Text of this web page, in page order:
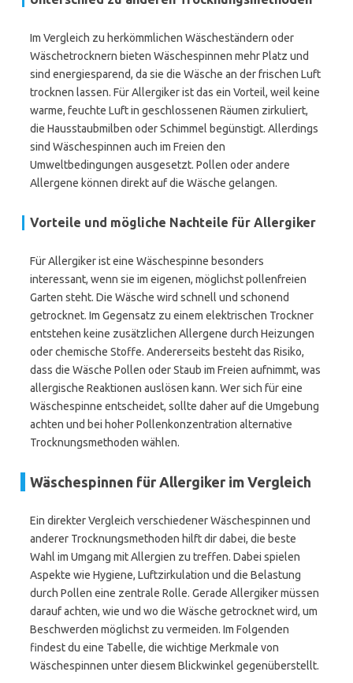
Im Vergleich zu herkömmlichen Wäscheständern oder
Wäschetrocknern bieten Wäschespinnen mehr Platz und
sind energiesparend, da sie die Wäsche an der frischen Luft
trocknen lassen. Für Allergiker ist das ein Vorteil, weil keine
warme, feuchte Luft in geschlossenen Räumen zirkuliert,
die Hausstaubmilben oder Schimmel begünstigt. Allerdings
sind Wäschespinnen auch im Freien den
Umweltbedingungen ausgesetzt. Pollen oder andere
Allergene können direkt auf die Wäsche gelangen.
Vorteile und mögliche Nachteile für Allergiker
Für Allergiker ist eine Wäschespinne besonders
interessant, wenn sie im eigenen, möglichst pollenfreien
Garten steht. Die Wäsche wird schnell und schonend
getrocknet. Im Gegensatz zu einem elektrischen Trockner
entstehen keine zusätzlichen Allergene durch Heizungen
oder chemische Stoffe. Andererseits besteht das Risiko,
dass die Wäsche Pollen oder Staub im Freien aufnimmt, was
allergische Reaktionen auslösen kann. Wer sich für eine
Wäschespinne entscheidet, sollte daher auf die Umgebung
achten und bei hoher Pollenkonzentration alternative
Trocknungsmethoden wählen.
Wäschespinnen für Allergiker im Vergleich
Ein direkter Vergleich verschiedener Wäschespinnen und
anderer Trocknungsmethoden hilft dir dabei, die beste
Wahl im Umgang mit Allergien zu treffen. Dabei spielen
Aspekte wie Hygiene, Luftzirkulation und die Belastung
durch Pollen eine zentrale Rolle. Gerade Allergiker müssen
darauf achten, wie und wo die Wäsche getrocknet wird, um
Beschwerden möglichst zu vermeiden. Im Folgenden
findest du eine Tabelle, die wichtige Merkmale von
Wäschespinnen unter diesem Blickwinkel gegenüberstellt.